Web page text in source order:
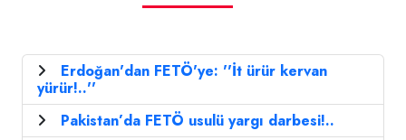
Erdoğan'dan FETÖ'ye: ''İt ürür kervan
yürür!..''
Pakistan’da FETÖ usulü yargı darbesi!..